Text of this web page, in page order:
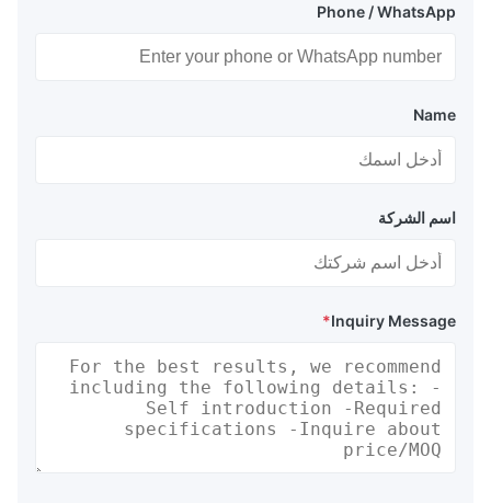
Phone / WhatsApp
Name
اسم الشركة
Inquiry Message
*